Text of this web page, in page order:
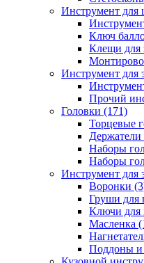
Инструмент для
Ключ
Клещи для
Инструмент для
Прочий
Головки (171)
Торцевые
Держатели
Наборы
Наборы
Инструмент для
Воронки
Груши для
Ключи для
Масленка
Поддоны и